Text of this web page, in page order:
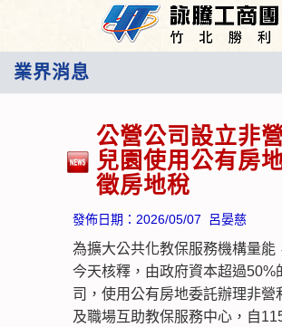
業界消息
公營公司設立非
兒園使用公有房
徵房地稅
發佈日期： 2026/05/07 呂晏慈
為擴大公共化教保服務機構量能
今天核釋，由政府資本超過50%
司，使用公有房地委託辦理非營
及職場互助教保服務中心，自